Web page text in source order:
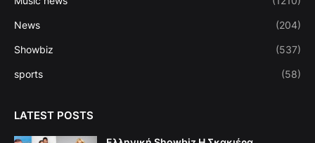
News (204)
Showbiz (537)
sports (58)
LATEST POSTS